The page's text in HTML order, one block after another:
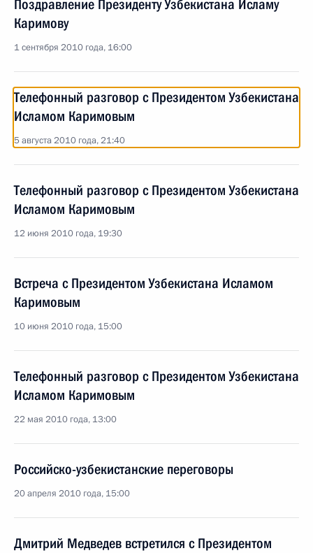
Поздравление Президенту Узбекистана Исламу
Каримову
1 сентября 2010 года, 16:00
Телефонный разговор с Президентом Узбекистана
Исламом Каримовым
5 августа 2010 года, 21:40
Телефонный разговор с Президентом Узбекистана
Исламом Каримовым
12 июня 2010 года, 19:30
Встреча с Президентом Узбекистана Исламом
Каримовым
10 июня 2010 года, 15:00
Телефонный разговор с Президентом Узбекистана
Исламом Каримовым
22 мая 2010 года, 13:00
Российско-узбекистанские переговоры
20 апреля 2010 года, 15:00
Дмитрий Медведев встретился с Президентом